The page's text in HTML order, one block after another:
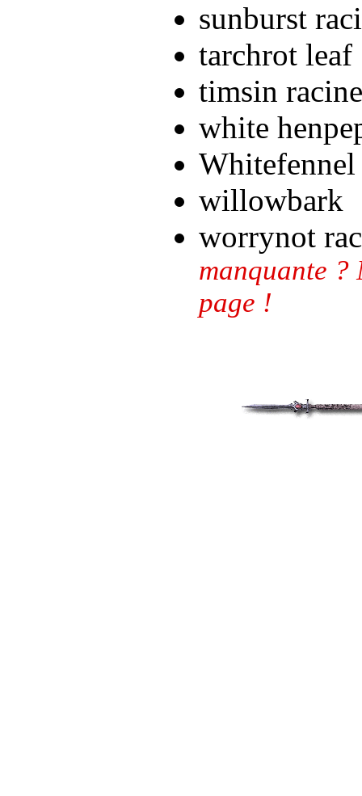
sunburst
tarchrot leaf
timsin racine
white
Whitefennel
willowbark
worrynot
manquante ?
page !